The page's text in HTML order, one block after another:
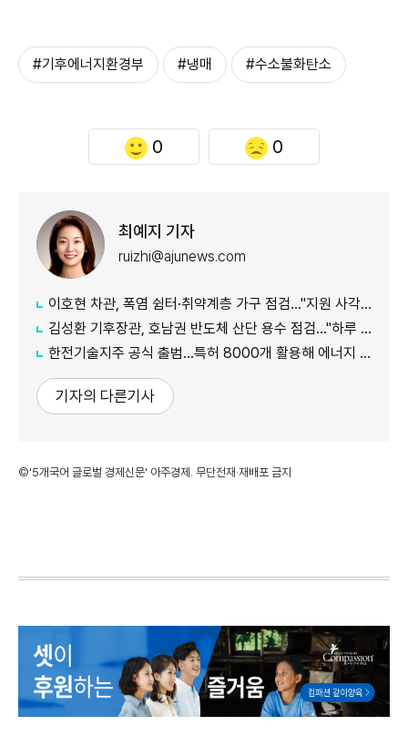
#기후에너지환경부 #냉매 #수소불화탄소
0 0
최예지 기자
ruizhi@ajunews.com
이호현 차관, 폭염 쉼터·취약계층 가구 점검…"지원 사각지대 최소화"
김성환 기후장관, 호남권 반도체 산단 용수 점검…"하루 30만t 재이용수 공급"
한전기술지주 공식 출범…특허 8000개 활용해 에너지 유니콘 키운다
기자의 다른기사
©'5개국어 글로벌 경제신문' 아주경제. 무단전재·재배포 금지